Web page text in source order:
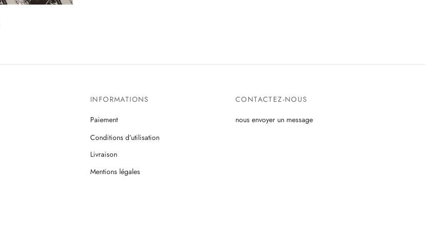
INFORMATIONS
Paiement
Conditions d’utilisation
Livraison
Mentions légales
CONTACTEZ-NOUS
nous envoyer un message